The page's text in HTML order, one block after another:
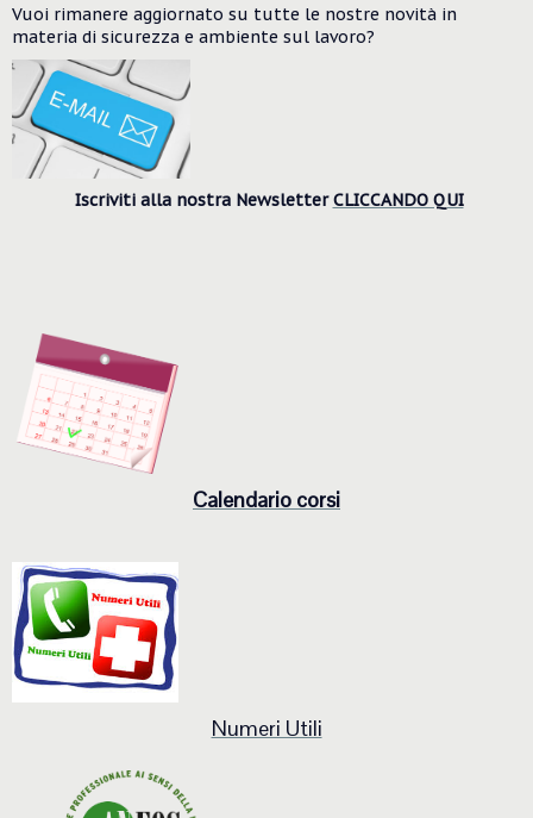
Vuoi rimanere aggiornato su tutte le nostre novità in
materia di sicurezza e ambiente sul lavoro?
Iscriviti alla nostra NewsletterCLICCANDO QUI
Calendario corsi
Numeri Utili